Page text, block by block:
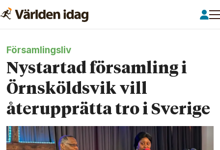
Församlingsliv
Nystartad församling i
Örnsköldsvik vill
återupprätta tro i Sverige